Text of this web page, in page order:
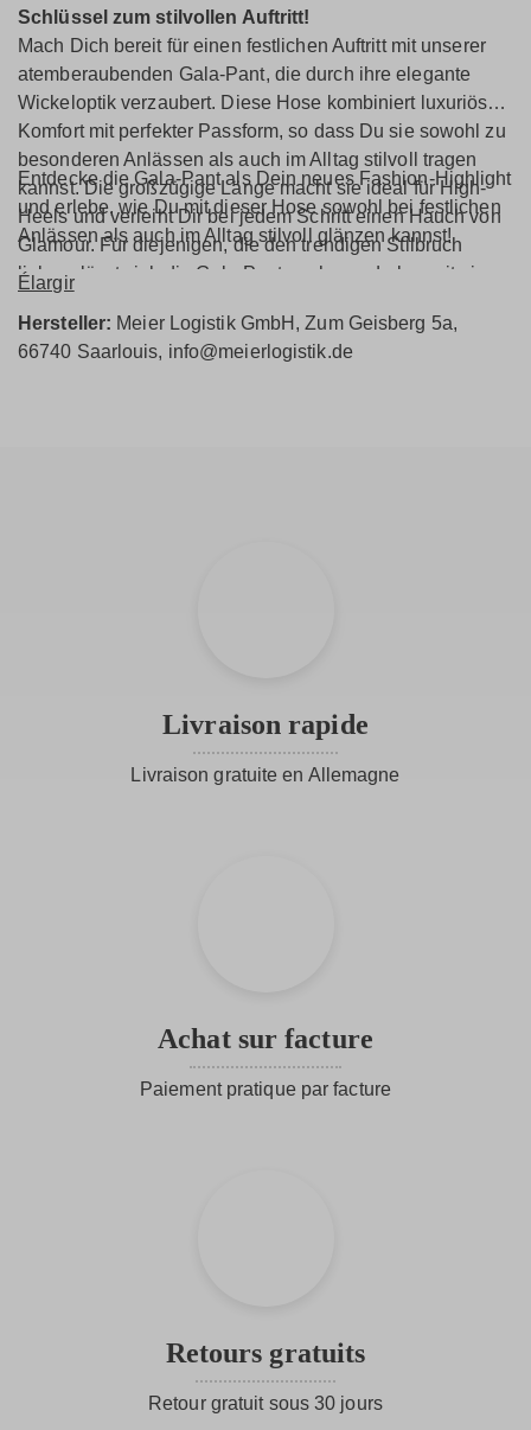
Schlüssel zum stilvollen Auftritt!
Mach Dich bereit für einen festlichen Auftritt mit unserer
atemberaubenden Gala-Pant, die durch ihre elegante
Wickeloptik verzaubert. Diese Hose kombiniert luxuriösen
Komfort mit perfekter Passform, so dass Du sie sowohl zu
besonderen Anlässen als auch im Alltag stilvoll tragen
kannst. Die großzügige Länge macht sie ideal für High-
Heels und verleiht Dir bei jedem Schritt einen Hauch von
Glamour. Für diejenigen, die den trendigen Stilbruch
lieben, lässt sich die Gala-Pant auch wunderbar mit einem
kombinieren – ein Look, der chic und lässig zugleich ist.
Das fließende, matte Material fühlt sich unglaublich
Entdecke die Gala-Pant als Dein neues Fashion-Highlight
und erlebe, wie Du mit dieser Hose sowohl bei festlichen
Anlässen als auch im Alltag stilvoll glänzen kannst!
Élargir
Hersteller: Meier Logistik GmbH, Zum Geisberg 5a,
66740 Saarlouis, info@meierlogistik.de
Livraison rapide
Livraison gratuite en Allemagne
Achat sur facture
Paiement pratique par facture
Retours gratuits
Retour gratuit sous 30 jours